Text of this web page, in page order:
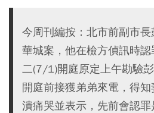
今周刊編按：北市前副市
華城案，他在檢方偵訊時
二(7/1)開庭原定上午勘驗
開庭前接獲弟弟來電，得
潰痛哭並表示，先前會認罪